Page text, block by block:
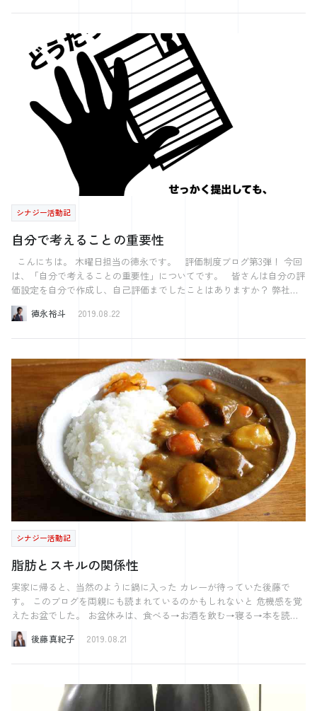
できれば突破口が開けるはずです。 以上で今回の記事を終わります。
を。
仕事を割り振って命令したりする必要はない 代わりに、無限で広大な
海の存在を説けばいい。」 （サン=テグジュペリ） ぐっと来すぎて
何度も復唱し続けた結果 今ではすらすら暗唱できるまでになりまし
言わんとしていることがすぐに分かったと思います。 「人を動かそう
と思ったら 指図したり、命令したりするのではなく 動きたいという気
持ちにさせればいい」 ということです。 それを船造りでこんなにも
美しい表現で例えてしまうなんて サン=テグジュペリさんは本当に素
晴らしいなと思わされました。 私は現在入社1年目で、とても人をま
とめる立場ではありませんが 入社前は勤続6年目のアルバイトとして
後輩をまとめる立場にありました。 言っても聞かない、 思うように
け！ って言っても動いちゃくれないんですよね、人って 今思えば私
はただ仕事を割り振って命令していただけにすぎませんでした。 広大
で無限な海の存在を語ることなんてできていませんでした。 そりゃも
ともとやる気のある人しか付いて来てくれないわけです。 世の中の
リーダー格の人や代表さんはこの名言を聞いて どのように感じたでし
ょうか？ 共感した人もいれば、 そんなの綺麗事だと言う人もいれば
船造りと自社は関係ないと言う方もいると思います。 でも、下っ端の
私個人の意見を言いますと、 仕事を楽しそうにしていない人 夢や希望
や未来を語れない人に付いていきたいとは 到底思えません。 やは
もちろん私自身もリーダーになった時に、 この言葉を忘れないよう 肌
身離さず持っていたいと思います。 【今週の何切る？】 さてさてや
ってまいりました。 先週の模範解答です。 東一局 自分は西家 ド
ラは西 4巡目でした。 今回の問題はマンズの２、ピンズの２、 ピン
ズの８、ソーズの４の4択になったと思います。 まずはじめに嵌張
（カンチャン：２４のような間の数字を待つ形）と 対子（トイツ：２
２のような同じ牌を２個もつ形）では どちらがいいの？ という話です
は２４の場合３を引けばいいので４枚あります 対子は２２からもう一
枚２を引くので２枚しかありません。 ので、嵌張の方がいいように思
もらえるので チーに比べて倍早いと言われています。 そんなことを
考えると 対子は手の中に２組ある状態が1番手を早く進めやすくなりま
す。 今回は手の中に対子が２組なので嵌張を嫌うわけです。 さてさ
て、２組ある嵌張のうちどちらを切るのかというと 答えはマンズの方
になります。 すなわちマンズの２が正解です。 ソーズの方を残して
おけば、一盃口のチャンスができますし、 ソーズの７を引いた時に対
子がもう１組できてさらに手を早く進めやすくなります。 以上の理由
によりマンズの２になります。 普段から4人打ちに慣れ親しんでいる
方なら 結構すぐ分かったかもしれませんね。 さて今回の問題です。
ましょう。
シナジー活動記
自分で考えることの重要性
は、「自分で考えることの重要性」についてです。 皆さんは自分の評
価設定を自分で作成し、自己評価までしたことはありますか？ 弊社シ
ナジーでは、社員全員が上司と相談をしながら、自身で評価を設定し、
四半期ごとの自己評価を上司に提出をします。 私は今まさに、自己評
1,2年目というのは、「評価制度がうちにはあるから、上司の提案した
成果を出すための行動を立てよう！」くらいの気持ちでした。 しか
し、3年目となり営業の数字などを見るようになり、如何にして計画に
数字を近づけるかを考えているとこの評価制度というのはとても良い機
会となります。 四半期のはじめに評価を設定すると同時に計画数値を
確認し、「そこに向けてどのような行動をするのか？」「どのような流
れで計画数値に成果を持っていくのか？」を考えていきます。 そし
て、考えたものを上司と一緒に話をしながら、良いものはそのまま実行
に移していき、 改善が必要なものは話をしながらヒントを得て再度作
そ、その結果に納得がいく】 というのもありますが、私の中ではPDCA
サイクルの【P】を質の高いものにする機会としてとても良いと感じて
います。 また、上司の視点からも良い点があります。 それは定期的
な面談の良い機会となることです。 評価を定量化しているため、 部
下の仕事上での調子の善し悪しが数値でわかり、ケアがしやすいです。
人手不足で大変な時代だからこそ、 なるべく早めに危険信号を察知
し、対策を練ることが必要となります。 そういう意味でも、評価制度
と採用には繋がりがあると私は感じています。 自分で考えた結果だか
ら納得ができ、自分で考えた道筋で成果を出せたから自信がつく。 採
徳永裕斗 2019.08.22
シナジー活動記
脂肪とスキルの関係性
実家に帰ると、当然のように鍋に入った カレーが待っていた後藤で
す。 このブログを両親にも読まれているのかもしれないと 危機感を覚
えたお盆でした。 お盆休みは、食べる→お酒を飲む→寝る→本を読む
を ひたすら繰り返していました。 気のせいかもしれませんが、スーツ
がきつい･･･ 相談したスタッフさんが言ってくれた、 「短期間でつい
えオハマさんのように海外に行くこともなく、 呉市内、おもに実家の
徒歩圏内で過ごしました。 一番遠くへ行ったのは、地元の図書館へ行
後藤真紀子 2019.08.21